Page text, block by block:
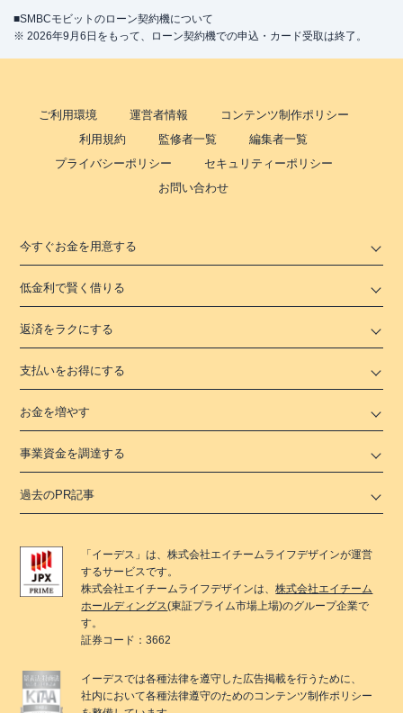
■SMBCモビットのローン契約機について
※ 2026年9月6日をもって、ローン契約機での申込・カード受取は終了。
ご利用環境 運営者情報
コンテンツ制作ポリシー
利用規約
監修者一覧
編集者一覧
プライバシーポリシー
セキュリティーポリシー
お問い合わせ
今すぐお金を用意する
低金利で賢く借りる
返済をラクにする
支払いをお得にする
お金を増やす
事業資金を調達する
過去のPR記事
「 イーデス 」は、株式会社エイチームライフデザインが運営
するサービスです。
株式会社エイチームライフデザインは、株式会社エイチーム
ホールディングス(東証プライム市場上場)のグループ企業で
す。
証券コード：3662
イーデスでは各種法律を遵守した広告掲載を行うために、
社内において各種法律遵守のためのコンテンツ制作ポリシー